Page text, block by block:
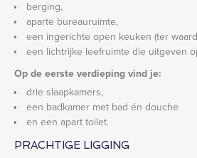
berging,
aparte bureauruimte,
een ingerichte open keuken (ter
een lichtrijke leefruimte die uitgeven
Op de eerste verdieping vind je:
drie slaapkamers,
een badkamer met bad én douche
en een apart toilet.
PRACHTIGE LIGGING